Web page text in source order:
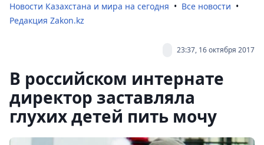
Новости Казахстана и мира на сегодня
Все новости
Редакция Zakon.kz
23:37, 16 октября 2017
В российском интернате
директор заставляла
глухих детей пить мочу